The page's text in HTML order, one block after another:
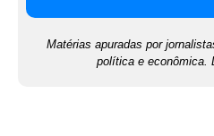
Matérias apuradas por
política e econômica.